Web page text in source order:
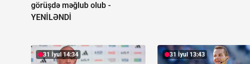
görüşdə məğlub olub -
YENİLƏNDİ
31 İyul 14:34 31 İyul 13:43